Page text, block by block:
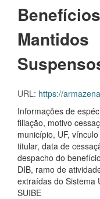
Benefícios
Mantidos
URL: https://armazenamento-dadosabertos.s3.sa-east-
Informações de
filiação, motivo
município, UF,
titular, data de
despacho do
DIB, ramo de
extraídas do Sistema
SUIBE